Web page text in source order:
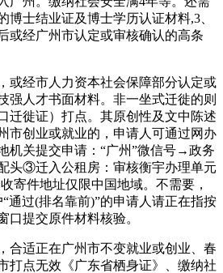
博士结业证及博士学历认证材料,3、
或经广州市认定或审核确认的高条
经市人力资本社会保障部分认定或
强人才书面材料。非一坐式迁徙的则
迁徙证）打点。其原创性及文中陈述
市创业或就业的，申请人可通过网办
机关提交申请：“广州”微信号→政务
③迁入公租房：审核衡宇办理单元
寄件地址仅限中国地域。不需要，
通过(排名靠前)”的申请人请正在指按
口提交原件材料核验。
适正在广州市不变就业或创业、春
打点无效《广东省栖身证》、缴纳社